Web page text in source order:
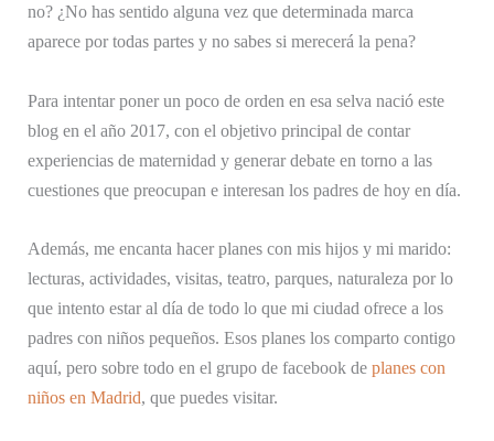
no? ¿No has sentido alguna vez que determinada marca
aparece por todas partes y no sabes si merecerá la pena?
Para intentar poner un poco de orden en esa selva nació este
blog en el año 2017, con el objetivo principal de contar
experiencias de maternidad y generar debate en torno a las
cuestiones que preocupan e interesan los padres de hoy en día.
Además, me encanta hacer planes con mis hijos y mi marido:
lecturas, actividades, visitas, teatro, parques, naturaleza por lo
que intento estar al día de todo lo que mi ciudad ofrece a los
padres con niños pequeños. Esos planes los comparto contigo
aquí, pero sobre todo en el grupo de facebook deplanes con
niños en Madrid, que puedes visitar.